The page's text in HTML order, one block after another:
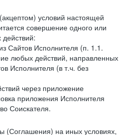
условий настоящей
совершение одного или
Сайтов Исполнителя (п. 1.1.
любых действий, направленных
Исполнителя (в т.ч. без
через приложение
приложения Исполнителя
Соискателя.
(Соглашения) на иных условиях,